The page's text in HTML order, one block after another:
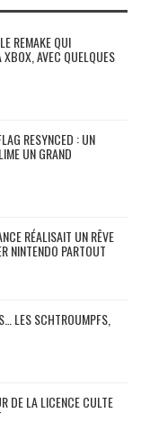
REMAKE QUI
AVEC QUELQUES
RESYNCED : UN
UN GRAND
RÉALISAIT UN RÊVE
NINTENDO PARTOUT
LES SCHTROUMPFS,
DE LA LICENCE CULTE